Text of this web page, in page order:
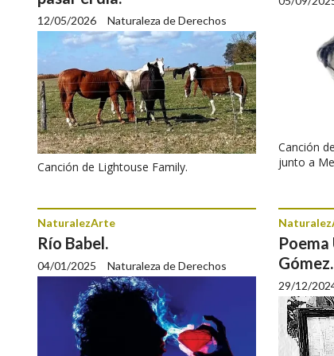
Naturaleza de Derechos
12/05/2026
Canción de Lightouse Family.
Canción
junto a
Río Babel.
Naturaleza de Derechos
NaturalezArte
04/01/2025
Gómez.
29/12/